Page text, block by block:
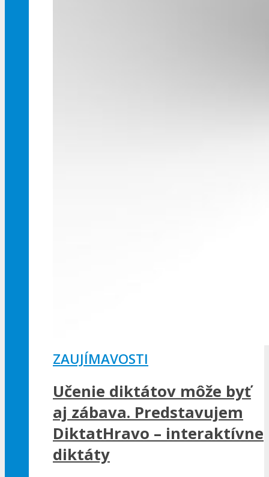
ZAUJÍMAVOSTI
Učenie diktátov môže byť
aj zábava. Predstavujem
DiktatHravo – interaktívne
diktáty